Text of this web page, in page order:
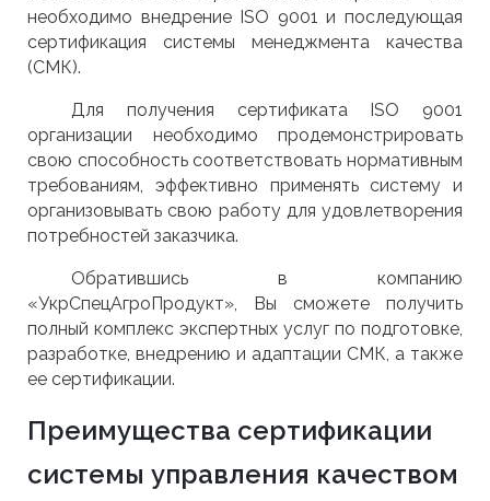
необходимо внедрение ISO 9001 и последующая
сертификация системы менеджмента качества
(СМК).
Для получения сертификата ISO 9001
организации необходимо продемонстрировать
свою способность соответствовать нормативным
требованиям, эффективно применять систему и
организовывать свою работу для удовлетворения
потребностей заказчика.
Обратившись в компанию
«УкрСпецАгроПродукт», Вы сможете получить
полный комплекс экспертных услуг по подготовке,
разработке, внедрению и адаптации СМК, а также
ее сертификации.
Преимущества сертификации
системы управления качеством